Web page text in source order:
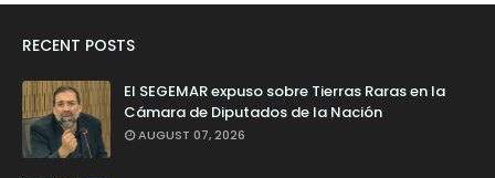
RECENT POSTS
El SEGEMAR expuso sobre Tierras Raras en la
Cámara de Diputados de la Nación
AUGUST 07, 2026